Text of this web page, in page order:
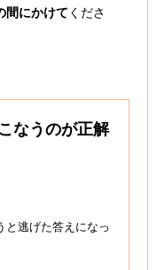
間にかけて くださ
なうのが正解
と逃げた答えになっ